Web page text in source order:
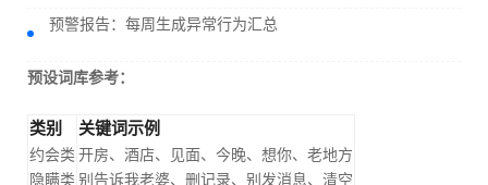
预警报告：每周生成异常行为汇总
预设词库参考：
类别 关键词示例
约会类 开房、酒店、见面、今晚、想你、老地方
隐瞒类 别告诉我老婆、删记录、别发消息、清空